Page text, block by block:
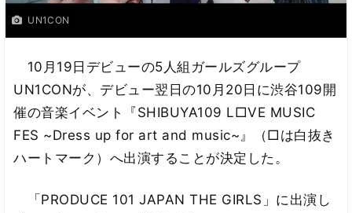
UN1CON
10月19日デビューの5人組ガールズグループ
UN1CONが、デビュー翌日の10月20日に渋谷109開
催の音楽イベント『SHIBUYA109 L□VE MUSIC
FES ~Dress up for art and music~』（□は白抜き
ハートマーク）へ出演することが決定した。
「PRODUCE 101 JAPAN THE GIRLS」に出演し